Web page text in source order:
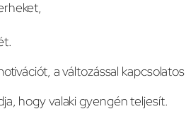
a változással
hogy valaki gyengén teljesít.